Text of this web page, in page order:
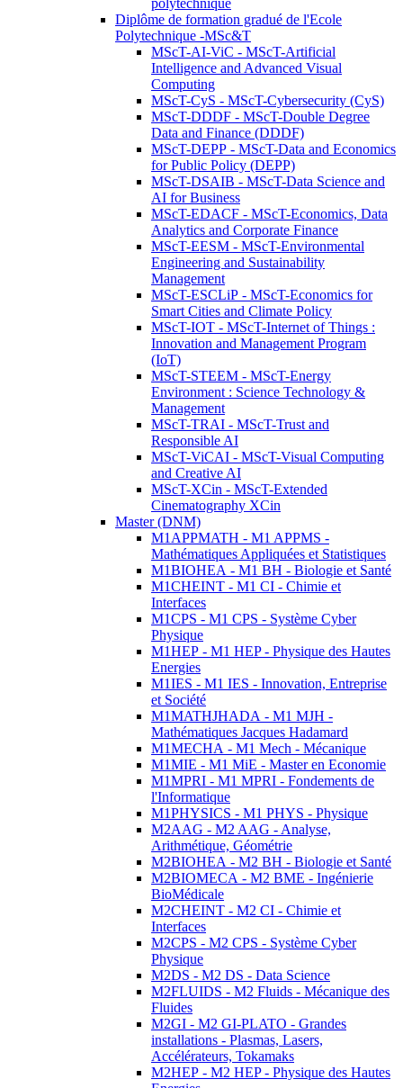
polytechnique
Diplôme de formation gradué de l'Ecole
Polytechnique -MSc&T
MScT-AI-ViC - MScT-Artificial
Intelligence and Advanced Visual
Computing
MScT-CyS - MScT-Cybersecurity (CyS)
MScT-DDDF - MScT-Double Degree
Data and Finance (DDDF)
MScT-DEPP - MScT-Data and Economics
for Public Policy (DEPP)
MScT-DSAIB - MScT-Data Science and
AI for Business
MScT-EDACF - MScT-Economics, Data
Analytics and Corporate Finance
MScT-EESM - MScT-Environmental
Engineering and Sustainability
Management
MScT-ESCLiP - MScT-Economics for
Smart Cities and Climate Policy
MScT-IOT - MScT-Internet of Things :
Innovation and Management Program
(IoT)
MScT-STEEM - MScT-Energy
Environment : Science Technology &
Management
MScT-TRAI - MScT-Trust and
Responsible AI
MScT-ViCAI - MScT-Visual Computing
and Creative AI
MScT-XCin - MScT-Extended
Cinematography XCin
Master (DNM)
M1APPMATH - M1 APPMS -
Mathématiques Appliquées et Statistiques
M1BIOHEA - M1 BH - Biologie et Santé
M1CHEINT - M1 CI - Chimie et
Interfaces
M1CPS - M1 CPS - Système Cyber
Physique
M1HEP - M1 HEP - Physique des Hautes
Energies
M1IES - M1 IES - Innovation, Entreprise
et Société
M1MATHJHADA - M1 MJH -
Mathématiques Jacques Hadamard
M1MECHA - M1 Mech - Mécanique
M1MIE - M1 MiE - Master en Economie
M1MPRI - M1 MPRI - Fondements de
l'Informatique
M1PHYSICS - M1 PHYS - Physique
M2AAG - M2 AAG - Analyse,
Arithmétique, Géométrie
M2BIOHEA - M2 BH - Biologie et Santé
M2BIOMECA - M2 BME - Ingénierie
BioMédicale
M2CHEINT - M2 CI - Chimie et
Interfaces
M2CPS - M2 CPS - Système Cyber
Physique
M2DS - M2 DS - Data Science
M2FLUIDS - M2 Fluids - Mécanique des
Fluides
M2GI - M2 GI-PLATO - Grandes
installations - Plasmas, Lasers,
Accélérateurs, Tokamaks
M2HEP - M2 HEP - Physique des Hautes